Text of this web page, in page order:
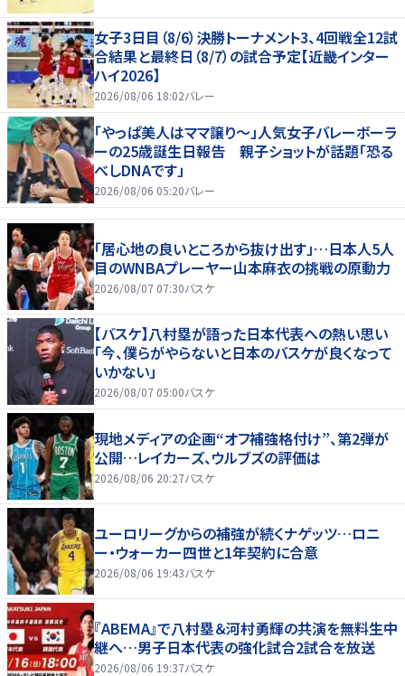
女子3日目（8/6）決勝トーナメント3、4回戦全12試
合結果と最終日（8/7）の試合予定【近畿インター
ハイ2026】
2026/08/06 18:02バレー
「やっぱ美人はママ譲り～」人気女子バレーボーラ
ーの25歳誕生日報告 親子ショットが話題「恐る
べしDNAです」
2026/08/06 05:20バレー
「居心地の良いところから抜け出す」…日本人5人
目のWNBAプレーヤー山本麻衣の挑戦の原動力
2026/08/07 07:30バスケ
【バスケ】八村塁が語った日本代表への熱い思い
「今、僕らがやらないと日本のバスケが良くなって
いかない」
2026/08/07 05:00バスケ
現地メディアの企画“オフ補強格付け”、第2弾が
公開…レイカーズ、ウルブズの評価は
2026/08/06 20:27バスケ
ユーロリーグからの補強が続くナゲッツ…ロニ
ー・ウォーカー四世と1年契約に合意
2026/08/06 19:43バスケ
『ABEMA』で八村塁＆河村勇輝の共演を無料生中
継へ…男子日本代表の強化試合2試合を放送
2026/08/06 19:37バスケ